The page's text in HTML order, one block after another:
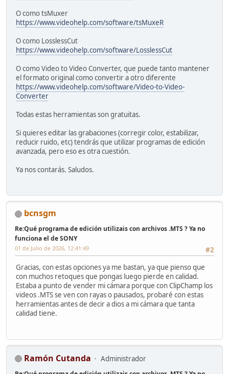
O como tsMuxer
https://www.videohelp.com/software/tsMuxeR
O como LosslessCut
https://www.videohelp.com/software/LosslessCut
O como Video to Video Converter, que puede tanto mantener
el formato original como convertir a otro diferente
https://www.videohelp.com/software/Video-to-Video-
Converter
Todas estas herramientas son gratuitas.
Si quieres editar las grabaciones (corregir color, estabilizar,
reducir ruido, etc) tendrás que utilizar programas de edición
avanzada, pero eso es otra cuestión.
Ya nos contarás. Saludos.
bcnsgm
Re:Qué programa de edición utilizais con archivos .MTS ? Ya no
funciona el de SONY
#2
01 de Julio de 2026, 12:41:49
Gracias, con estas opciones ya me bastan, ya que pienso que
con muchos retoques que pongas luego pierde en calidad.
Estaba a punto de vender mi cámara porque con ClipChamp los
videos .MTS se ven con rayas o pausados, probaré con estas
herramientas antes de decir a dios a mi cámara que tanta
calidad tiene.
Ramón Cutanda Administrador